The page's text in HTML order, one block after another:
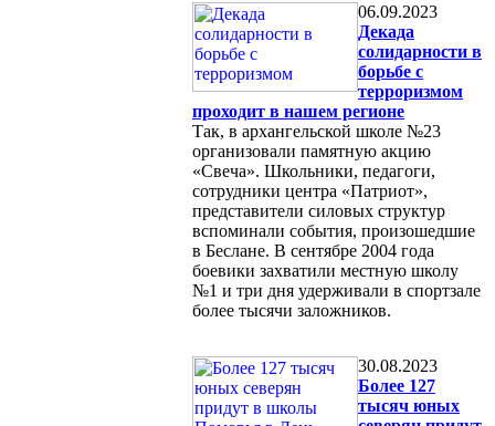
06.09.2023
Декада
солидарности в
борьбе с
терроризмом
проходит в нашем регионе
Так, в архангельской школе №23
организовали памятную акцию
«Свеча». Школьники, педагоги,
сотрудники центра «Патриот»,
представители силовых структур
вспоминали события, произошедшие
в Беслане. В сентябре 2004 года
боевики захватили местную школу
№1 и три дня удерживали в спортзале
более тысячи заложников.
30.08.2023
Более 127
тысяч юных